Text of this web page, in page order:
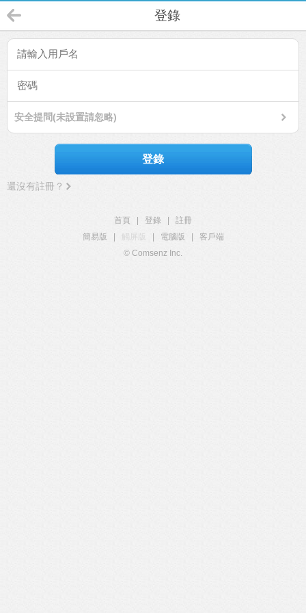
登錄
安全提問(未設置請忽略)
登錄
還沒有註冊？
首頁 登錄
註冊
簡易版
觸屏版 電腦版
客戶端
© Comsenz Inc.